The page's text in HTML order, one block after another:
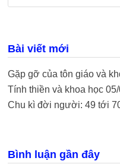
Bài viết mới
Gặp gỡ của tôn giáo và
Tính thiền và khoa học
Chu kì đời người: 49 tới
Bình luận gần đây